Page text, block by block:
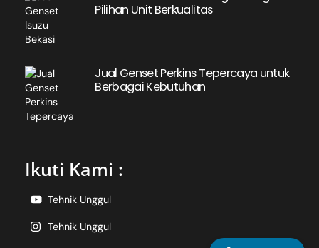
Pilihan Unit Berkualitas
Jual Genset Perkins Tepercaya untuk
Berbagai Kebutuhan
Ikuti Kami :
Tehnik Unggul
Tehnik Unggul